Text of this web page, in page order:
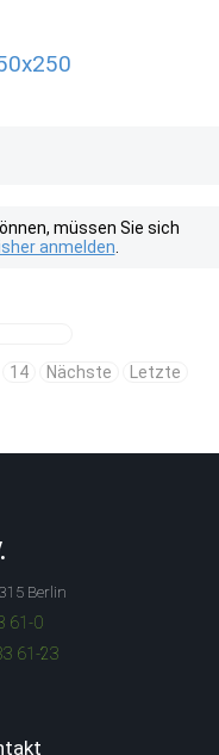
müssen Sie sich
anmelden
14 Nächste Letzte
Berlin
61-0
61-23